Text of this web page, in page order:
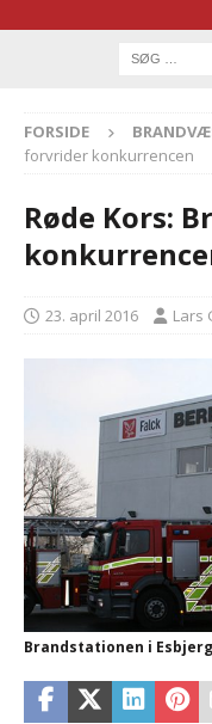
FORSIDE
forvrider konkurrencen
Røde Kors:
23. april 2016 Lars
Brandstationen i Esbjerg